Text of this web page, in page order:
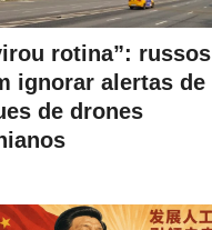
rotina”: russos
ignorar alertas de
de drones